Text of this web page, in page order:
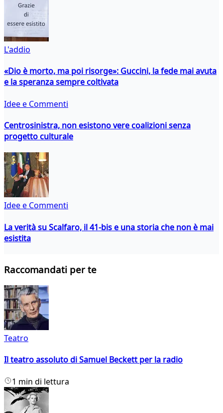
L'addio
«Dio è morto, ma poi risorge»: Guccini, la fede mai avuta
e la speranza sempre coltivata
Idee e Commenti
Centrosinistra, non esistono vere coalizioni senza
progetto culturale
Idee e Commenti
La verità su Scalfaro, il 41-bis e una storia che non è mai
esistita
Raccomandati per te
Teatro
Il teatro assoluto di Samuel Beckett per la radio
1 min di lettura